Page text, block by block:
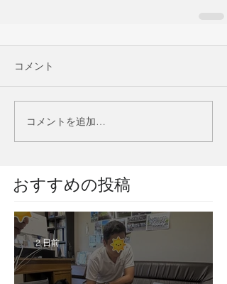
コメント
コメントを追加…
​おすすめの投稿
2 日前